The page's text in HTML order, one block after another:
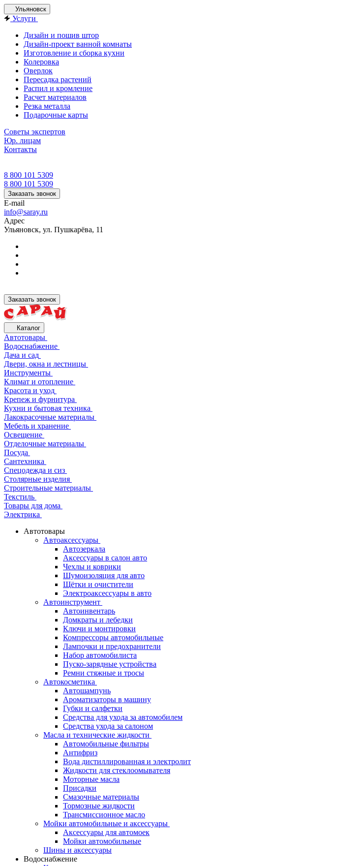
Ульяновск
Услуги
Дизайн и пошив штор
Дизайн-проект ванной комнаты
Изготовление и сборка кухни
Колеровка
Оверлок
Пересадка растений
Распил и кромление
Расчет материалов
Резка металла
Подарочные карты
Советы экспертов
Юр. лицам
Контакты
8 800 101 5309
8 800 101 5309
Заказать звонок
E-mail
info@saray.ru
Адрес
Ульяновск, ул. Пушкарёва, 11
Заказать звонок
Каталог
Автотовары
Водоснабжение
Дача и сад
Двери, окна и лестницы
Инструменты
Климат и отопление
Красота и уход
Крепеж и фурнитура
Кухни и бытовая техника
Лакокрасочные материалы
Мебель и хранение
Освещение
Отделочные материалы
Посуда
Сантехника
Спецодежда и сиз
Столярные изделия
Строительные материалы
Текстиль
Товары для дома
Электрика
Автотовары
Автоаксессуары
Автозеркала
Аксессуары в салон авто
Чехлы и коврики
Шумоизоляция для авто
Щётки и очистители
Электроаксессуары в авто
Автоинструмент
Автоинвентарь
Домкраты и лебедки
Ключи и монтировки
Компрессоры автомобильные
Лампочки и предохранители
Набор автомобилиста
Пуско-зарядные устройства
Ремни стяжные и тросы
Автокосметика
Автошампунь
Ароматизаторы в машину
Губки и салфетки
Средства для ухода за автомобилем
Средства ухода за салоном
Масла и технические жидкости
Автомобильные фильтры
Антифриз
Вода дистиллированная и электролит
Жидкости для стеклоомывателя
Моторные масла
Присадки
Смазочные материалы
Тормозные жидкости
Трансмиссионное масло
Мойки автомобильные и аксессуары
Аксессуары для автомоек
Мойки автомобильные
Шины и аксессуары
Водоснабжение